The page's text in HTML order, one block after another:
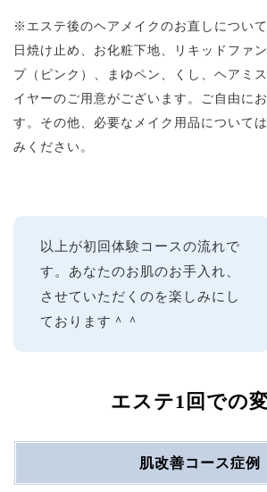
※エステ後のヘアメイクのお直しについて
日焼け止め、お化粧下地、リキッドファ
プ（ピンク）、まゆペン、くし、ヘアミ
イヤーのご用意がございます。ご自由に
す。その他、必要なメイク用品について
みください。
以上が初回体験コースの流れで
す。あなたのお肌のお手入れ、
させていただくのを楽しみにし
ております＾＾
エステ1回での
肌改善コース症例